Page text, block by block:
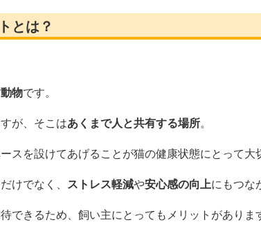
とは？
物です。
が、そこはあくまで人と共有する場所。
スを設けてあげることが猫の健康状態にとって大
けでなく、 ストレス軽減や安心感の向上にもつな
できるため、飼い主にとってもメリットがありま